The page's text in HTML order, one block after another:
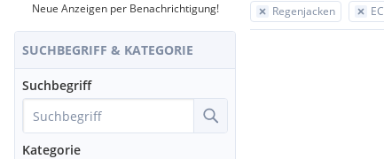
Neue Anzeigen per Benachrichtigung!
SUCHBEGRIFF & KATEGORIE
Suchbegriff
Kategorie
Regenjacken